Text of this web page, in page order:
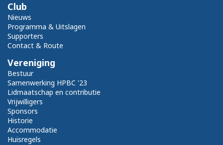
Club
Nieuws
Programma & Uitslagen
Supporters
Contact & Route
Vereniging
Bestuur
Samenwerking HPBC '23
Lidmaatschap en contributie
Vrijwilligers
Sponsors
Historie
Accommodatie
Huisregels